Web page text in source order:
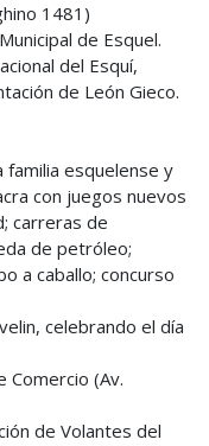
1481)
de Esquel.
del Esquí,
de León Gieco.
familia esquelense y
con juegos nuevos
carreras de
de petróleo;
a caballo; concurso
celebrando el día
Comercio (Av.
de Volantes del